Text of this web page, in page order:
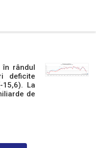
în rândul
deficite
La
de